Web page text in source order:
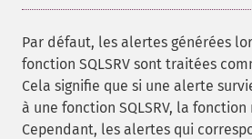
Par défaut, les alertes générées
fonction SQLSRV sont traitées
Cela signifie que si une alerte
à une fonction SQLSRV, la
Cependant, les alertes qui